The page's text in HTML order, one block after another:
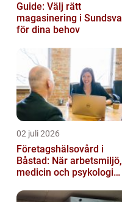
Guide: Välj rätt
magasinering i Sundsvall
för dina behov
02 juli 2026
Företagshälsovård i
Båstad: När arbetsmiljö,
medicin och psykologi